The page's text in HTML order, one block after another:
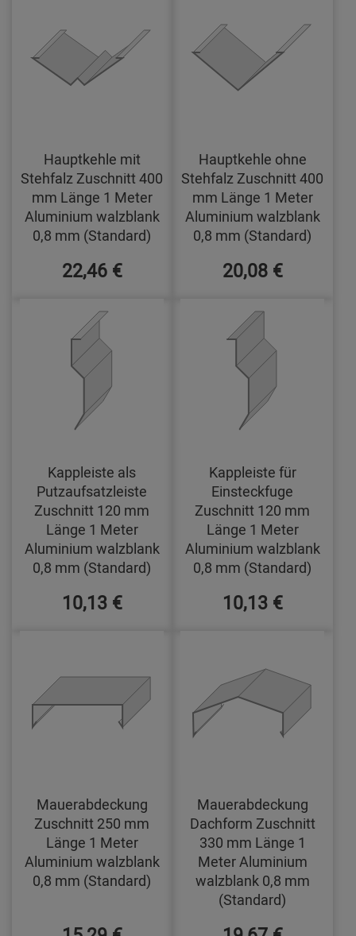
Hauptkehle mit
Stehfalz Zuschnitt 400
mm Länge 1 Meter
Aluminium walzblank
0,8 mm (Standard)
22,46 €
Hauptkehle ohne
Stehfalz Zuschnitt 400
mm Länge 1 Meter
Aluminium walzblank
0,8 mm (Standard)
20,08 €
Kappleiste als
Putzaufsatzleiste
Zuschnitt 120 mm
Länge 1 Meter
Aluminium walzblank
0,8 mm (Standard)
10,13 €
Kappleiste für
Einsteckfuge
Zuschnitt 120 mm
Länge 1 Meter
Aluminium walzblank
0,8 mm (Standard)
10,13 €
Mauerabdeckung
Zuschnitt 250 mm
Länge 1 Meter
Aluminium walzblank
0,8 mm (Standard)
Mauerabdeckung
Dachform Zuschnitt
330 mm Länge 1
Meter Aluminium
walzblank 0,8 mm
(Standard)